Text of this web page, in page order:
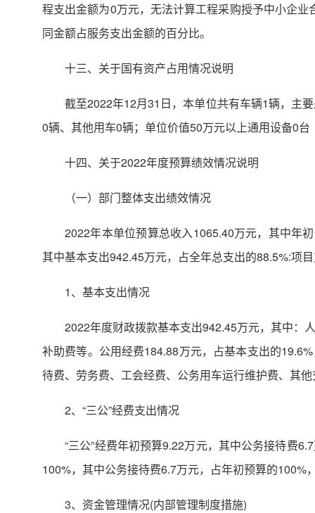
程支出金额为0万元，无法计算工程采购授予中小企
同金额占服务支出金额的百分比。
十三、关于国有资产占用情况说明
截至2022年12月31日，本单位共有车辆1辆，主
0辆、其他用车0辆；单位价值50万元以上通用设备0
十四、关于2022年度预算绩效情况说明
（一）部门整体支出绩效情况
2022年本单位预算总收入1065.40万元，其中年
其中基本支出942.45万元，占全年总支出的88.5%:项
1、基本支出情况
2022年度财政拨款基本支出942.45万元，其中：
补助费等。公用经费184.88万元，占基本支出的
待费、劳务费、工会经费、公务用车运行维护费、其
2、“三公”经费支出情况
“三公”经费年初预算9.22万元，其中公务接待费
100%，其中公务接待费6.7万元，占年初预算的
3、资金管理情况(内部管理制度措施)